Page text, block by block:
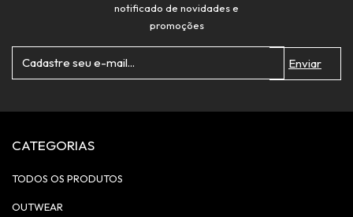
notificado de novidades e
promoções
CATEGORIAS
TODOS OS PRODUTOS
OUTWEAR